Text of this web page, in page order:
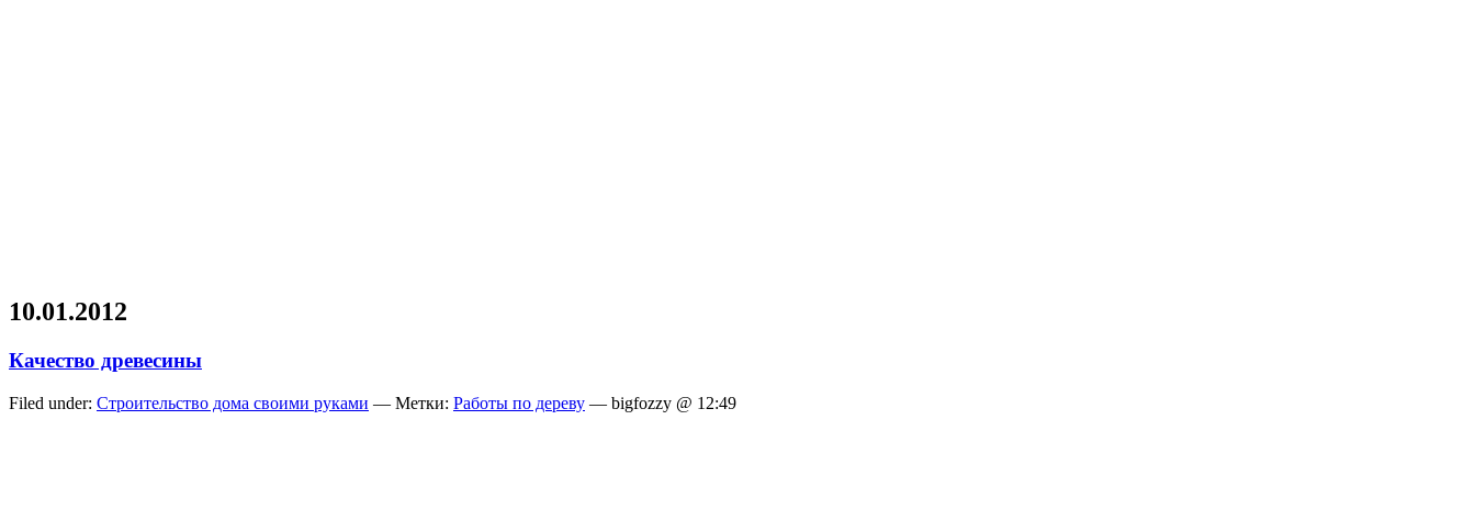
10.01.2012
Качество древесины
Filed under: Строительство дома своими руками — Метки: Работы по дереву — bigfozzy @ 12:49